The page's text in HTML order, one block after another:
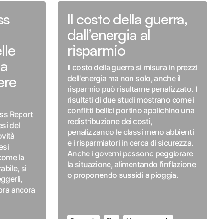
Report
del
la
si
ancora
Il costo della guerra,
dall’energia al
risparmio
Il costo della guerra si misura in prezzi
dell'energia ma non solo, anche il
risparmio può risultarne penalizzato. I
risultati di due studi mostrano come i
conflitti bellici portino applichino una
redistribuzione dei costi,
penalizzando le classi meno abbienti
e i risparmiatori in cerca di sicurezza.
Anche i governi possono peggiorare
la situazione, alimentando l'inflazione
o proponendo sussidi a pioggia.